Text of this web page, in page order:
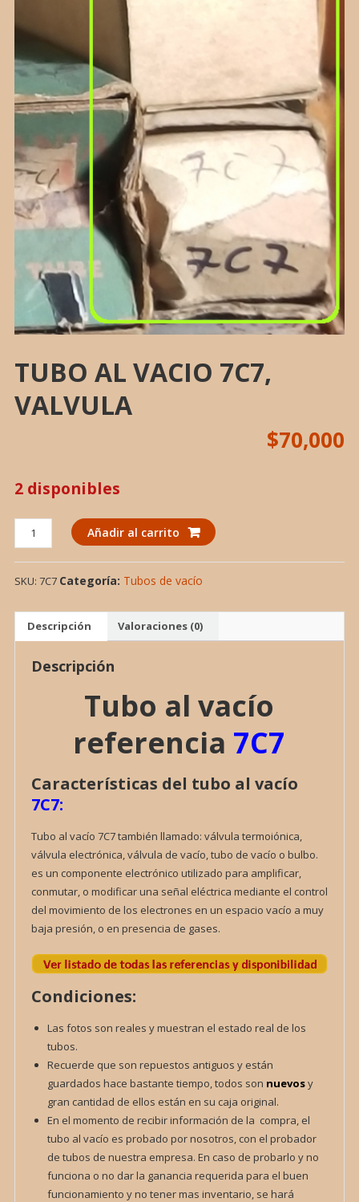
TUBO AL VACIO 7C7,
VALVULA
$70,000
2 disponibles
TUBO
AL
VACIO
7C7,
Añadir al carrito
SKU: 7C7 Categoría: Tubos de vacío
Descripción Valoraciones (0)
Descripción
Tubo al vacío
referencia 7C7
Características del tubo al vacío
7C7:
Tubo al vacío 7C7 también llamado: válvula termoiónica,
válvula electrónica, válvula de vacío, tubo de vacío o bulbo.
es un componente electrónico utilizado para amplificar,
conmutar, o modificar una señal eléctrica mediante el control
del movimiento de los electrones en un espacio vacío a muy
baja presión, o en presencia de gases.
Condiciones:
Las fotos son reales y muestran el estado real de los
tubos.
Recuerde que son repuestos antiguos y están
guardados hace bastante tiempo, todos son nuevosy
gran cantidad de ellos están en su caja original.
En el momento de recibir información de la compra, el
tubo al vacío es probado por nosotros, con el probador
de tubos de nuestra empresa. En caso de probarlo y no
funciona o no dar la ganancia requerida para el buen
funcionamiento y no tener mas inventario, se hará